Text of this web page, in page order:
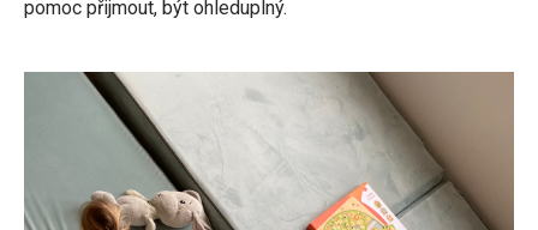
pomoc přijmout, být ohleduplný.